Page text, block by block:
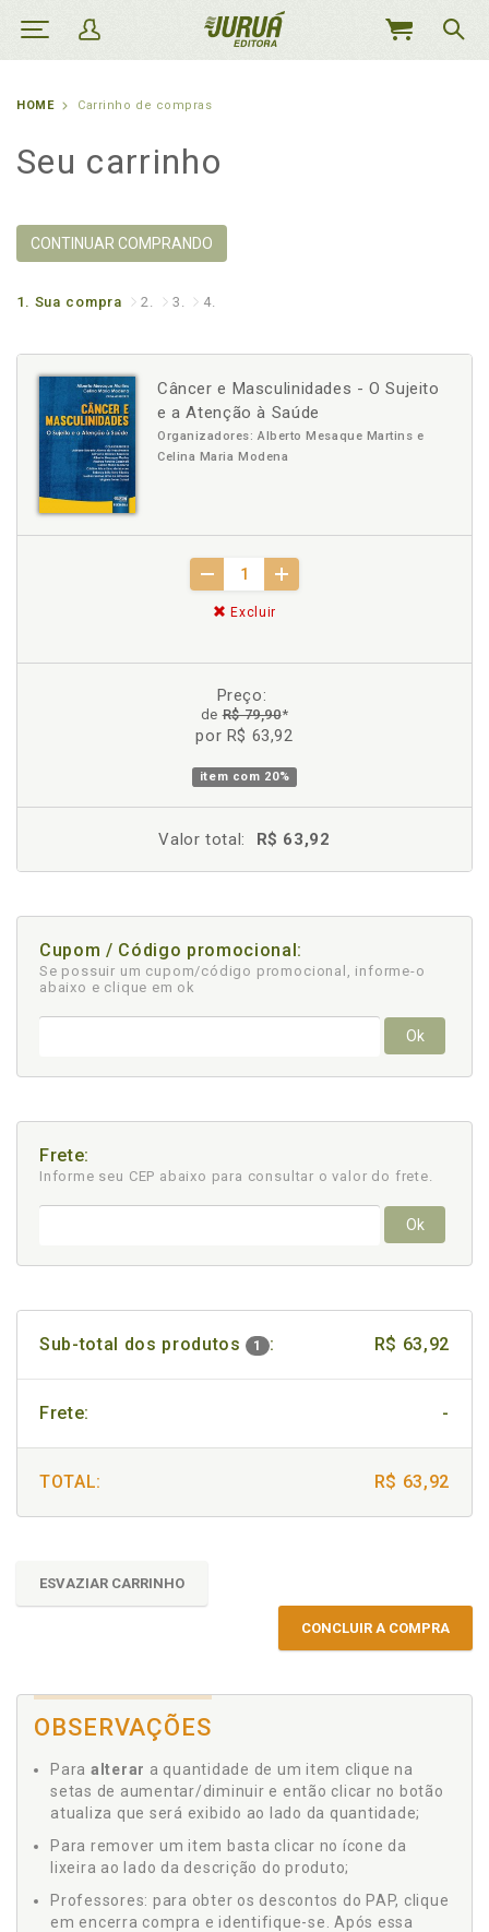
MEU
HOME Carrinho de compras
Seu carrinho
CONTINUAR COMPRANDO
1. Sua compra 2. 3. 4.
Câncer e Masculinidades - O Sujeito
e a Atenção à Saúde
Organizadores: Alberto Mesaque Martins e
Celina Maria Modena
Excluir
Preço:
deR$ 79,90*
por R$ 63,92
item com 20%
Valor total: R$ 63,92
Cupom / Código promocional:
Se possuir um cupom/código promocional, informe-o
abaixo e clique em ok
Ok
Frete:
Informe seu CEP abaixo para consultar o valor do frete.
Ok
Sub-total dos produtos 1 : R$ 63,92
Frete: -
TOTAL: R$ 63,92
ESVAZIAR CARRINHO
CONCLUIR A COMPRA
OBSERVAÇÕES
Para alterar a quantidade de um item clique na
setas de aumentar/diminuir e então clicar no botão
atualiza que será exibido ao lado da quantidade;
Para remover um item basta clicar no ícone da
lixeira ao lado da descrição do produto;
Professores: para obter os descontos do PAP, clique
em encerra compra e identifique-se. Após essa